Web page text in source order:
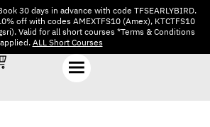
30 days in advance with code TFSEARLYBIRD.
off with codes AMEXTFS10 (Amex), KTCTFS10
Valid for all short courses *Terms & Conditions
applied.ALL Short Courses